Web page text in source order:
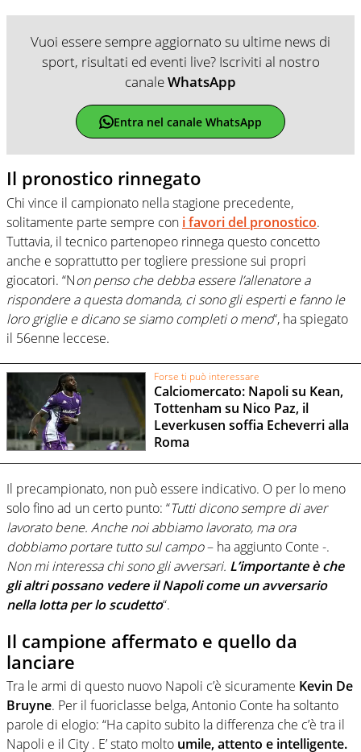
Vuoi essere sempre aggiornato su ultime news di
sport, risultati ed eventi live? Iscriviti al nostro
canaleWhatsApp
Entra nel canale WhatsApp
Il pronostico rinnegato
Chi vince il campionato nella stagione precedente,
solitamente parte sempre con i favori del pronostico.
Tuttavia, il tecnico partenopeo rinnega questo concetto
anche e soprattutto per togliere pressione sui propri
giocatori. “Non penso che debba essere l’allenatore a
rispondere a questa domanda, ci sono gli esperti e fanno le
loro griglie e dicano se siamo completi o meno“, ha spiegato
il 56enne leccese.
Forse ti può interessare
Calciomercato: Napoli su Kean,
Tottenham su Nico Paz, il
Leverkusen soffia Echeverri alla
Roma
Il precampionato, non può essere indicativo. O per lo meno
solo fino ad un certo punto: “Tutti dicono sempre di aver
lavorato bene. Anche noi abbiamo lavorato, ma ora
dobbiamo portare tutto sul campo– ha aggiunto Conte -.
Non mi interessa chi sono gli avversari. L’importante è che
gli altri possano vedere il Napoli come un avversario
nella lotta per lo scudetto“.
Il campione affermato e quello da
lanciare
Tra le armi di questo nuovo Napoli c’è sicuramente Kevin De
Bruyne. Per il fuoriclasse belga, Antonio Conte ha soltanto
parole di elogio: “Ha capito subito la differenza che c’è tra il
Napoli e il City . E’ stato molto umile, attento e intelligente.